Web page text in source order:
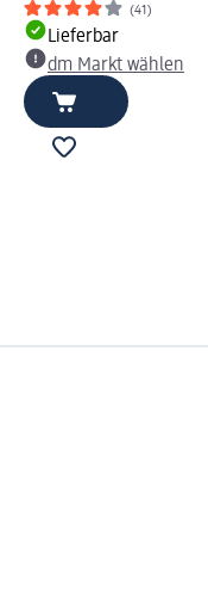
(41)
Lieferbar
dm Markt wählen